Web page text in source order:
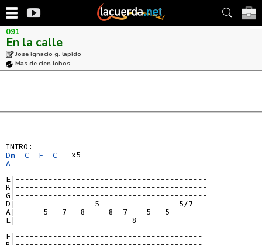
091
En la calle
Jose ignacio g. lapido
Mas de cien lobos
Dm
C F C
A
E|-----------------------------------------
B|-----------------------------------------
G|-----------------------------------------
D|-----------------5-----------------5/7---
A|------5---7---8-----8--7----5---5--------
E|-------------------------8---------------
E|----------------------------------------